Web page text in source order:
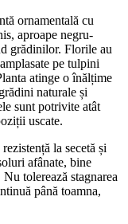
ornamentală cu
aproape negru-
grădinilor. Florile au
pe tulpini
atinge o înălțime
naturale și
sunt potrivite atât
uscate.
la secetă și
afânate, bine
tolerează stagnarea
până toamna,